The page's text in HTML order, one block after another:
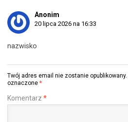
Anonim
20 lipca 2026 na 16:33
nazwisko
Twój adres email nie zostanie opublikowany.
oznaczone *
Komentarz *